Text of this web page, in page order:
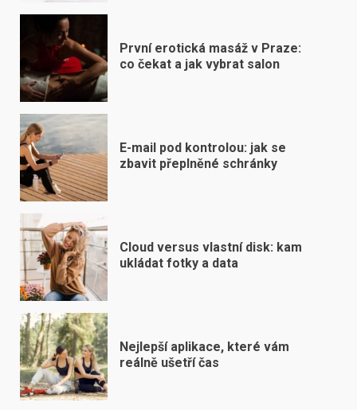
První erotická masáž v Praze:
co čekat a jak vybrat salon
E-mail pod kontrolou: jak se
zbavit přeplněné schránky
Cloud versus vlastní disk: kam
ukládat fotky a data
Nejlepší aplikace, které vám
reálně ušetří čas